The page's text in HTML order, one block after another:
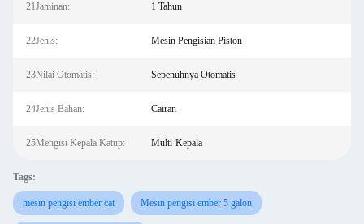
21Jaminan: 1 Tahun
22Jenis: Mesin Pengisian Piston
23Nilai Otomatis: Sepenuhnya Otomatis
24Jenis Bahan: Cairan
25Mengisi Kepala Katup: Multi-Kepala
Tags:
mesin pengisi ember cat Mesin pengisi ember 5 galon